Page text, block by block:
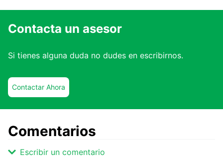
Contacta un asesor
Si tienes alguna duda no dudes en escribirnos.
Contactar Ahora
Comentarios
Escribir un comentario